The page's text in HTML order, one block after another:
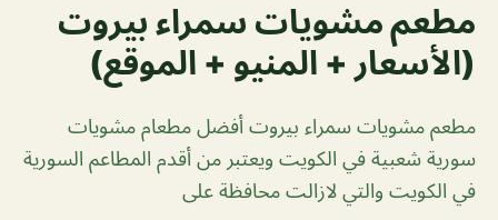
مطعم مشويات سمراء بيروت
(الأسعار + المنيو + الموقع)
مطعم مشويات سمراء بيروت أفضل مطعام مشويات
سورية شعبية في الكويت ويعتبر من أقدم المطاعم السورية
في الكويت والتي لازالت محافظة على